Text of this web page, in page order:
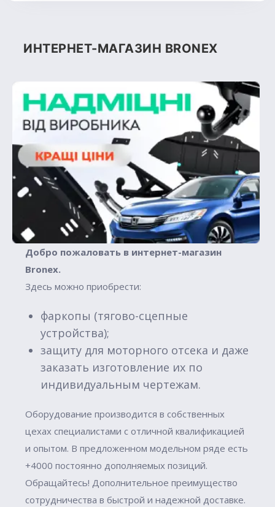
ИНТЕРНЕТ-МАГАЗИН BRONEX
Добро пожаловать в интернет-магазин
Вronex.
Здесь можно приобрести:
фаркопы (тягово-сцепные
устройства);
защиту для моторного отсека и даже
заказать изготовление их по
индивидуальным чертежам.
Оборудование производится в собственных
цехах специалистами с отличной квалификацией
и опытом. В предложенном модельном ряде есть
+4000 постоянно дополняемых позиций.
Обращайтесь! Дополнительное преимущество
сотрудничества в быстрой и надежной доставке.